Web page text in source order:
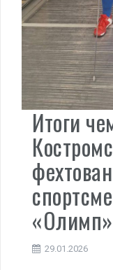
Итоги
«Олимп»
29.01.2026